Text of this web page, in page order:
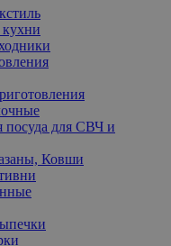
кухни
посуда для СВЧ и
Ковши